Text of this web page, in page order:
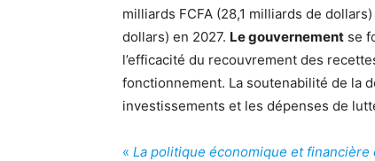
milliards FCFA (28,1 milliards de
dollars) en 2027. Le gouvernement se
l’efficacité du recouvrement des
fonctionnement. La soutenabilité de la
investissements et les dépenses de
« La politique économique et